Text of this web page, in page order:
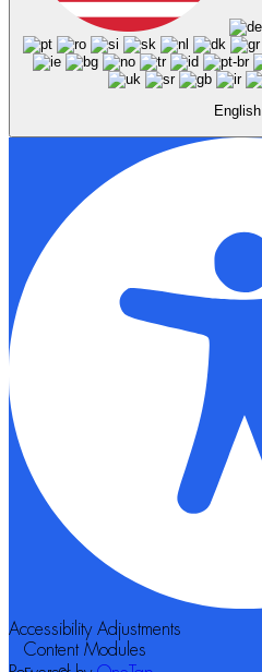
English
Accessibility Adjustments
Content Modules